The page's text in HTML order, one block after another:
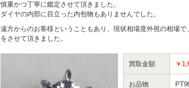
慎重かつ丁寧に鑑定させて頂きました。
ダイヤの内部に目立った内包物もありませんでした。
遠方からのお客様ということもあり、現状相場度外視の相場
をさせて頂きました。
買取金額 ￥
お品物